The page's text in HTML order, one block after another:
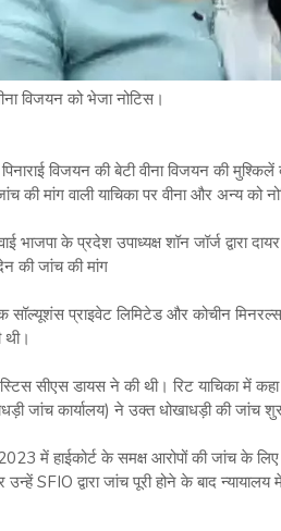
विजयन को भेजा नोटिस।
विजयन की बेटी वीना विजयन की
की मांग वाली याचिका पर वीना और अन्य को
भाजपा के प्रदेश उपाध्यक्ष शॉन जॉर्ज द्वारा
की जांच की मांग
सॉल्यूशंस प्राइवेट लिमिटेड और कोचीन
थी।
सीएस डायस ने की थी। रिट याचिका में कहा
जांच कार्यालय) ने उक्त धोखाधड़ी की जांच
में हाईकोर्ट के समक्ष आरोपों की जांच के
उन्हें SFIO द्वारा जांच पूरी होने के बाद